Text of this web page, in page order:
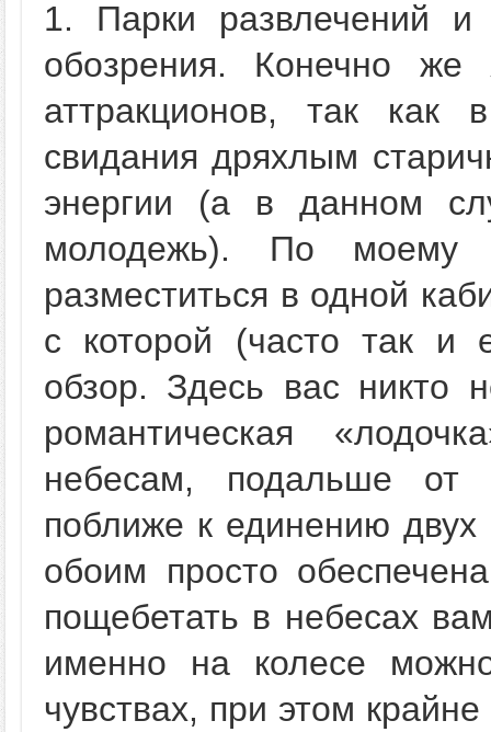
1. Парки развлечений
обозрения. Конечно
аттракционов, так как
свидания дряхлым
энергии (а в данном
молодежь). По моему
разместиться в одной
с которой (часто так и
обзор. Здесь вас никто
романтическая
небесам, подальше от
поближе к единению
обоим просто
пощебетать в небесах
именно на колесе
чувствах, при этом